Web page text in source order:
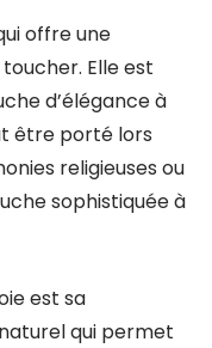
offre une
Elle est
d’élégance à
être porté lors
religieuses ou
sophistiquée à
est sa
qui permet